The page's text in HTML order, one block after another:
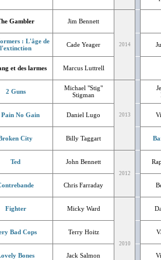
Gambler Jim Bennett
2014
: L'âge de
l'extinction
Cade Yeager
et des larmes Marcus Luttrell
2 Guns
Michael "Stig"
Stigman
2013
Pain No Gain Daniel Lugo
City Billy Taggart
Ted John Bennett
2012
Chris Farraday
Fighter Micky Ward
2010
Bad Cops Terry Hoitz
Bones Jack Salmon